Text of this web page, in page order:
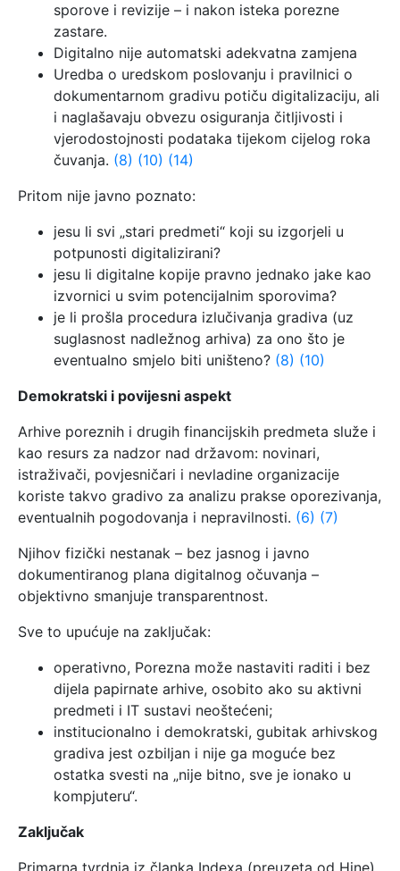
sporove i revizije – i nakon isteka porezne
zastare.
Digitalno nije automatski adekvatna zamjena
Uredba o uredskom poslovanju i pravilnici o
dokumentarnom gradivu potiču digitalizaciju, ali
i naglašavaju obvezu osiguranja čitljivosti i
vjerodostojnosti podataka tijekom cijelog roka
čuvanja. (8) (10) (14)
Pritom nije javno poznato:
jesu li svi „stari predmeti“ koji su izgorjeli u
potpunosti digitalizirani?
jesu li digitalne kopije pravno jednako jake kao
izvornici u svim potencijalnim sporovima?
je li prošla procedura izlučivanja gradiva (uz
suglasnost nadležnog arhiva) za ono što je
eventualno smjelo biti uništeno? (8) (10)
Demokratski i povijesni aspekt
Arhive poreznih i drugih financijskih predmeta služe i
kao resurs za nadzor nad državom: novinari,
istraživači, povjesničari i nevladine organizacije
koriste takvo gradivo za analizu prakse oporezivanja,
eventualnih pogodovanja i nepravilnosti. (6) (7)
Njihov fizički nestanak – bez jasnog i javno
dokumentiranog plana digitalnog očuvanja –
objektivno smanjuje transparentnost.
Sve to upućuje na zaključak:
operativno, Porezna može nastaviti raditi i bez
dijela papirnate arhive, osobito ako su aktivni
predmeti i IT sustavi neoštećeni;
institucionalno i demokratski, gubitak arhivskog
gradiva jest ozbiljan i nije ga moguće bez
ostatka svesti na „nije bitno, sve je ionako u
kompjuteru“.
Zaključak
Primarna tvrdnja iz članka Indexa (preuzeta od Hine)